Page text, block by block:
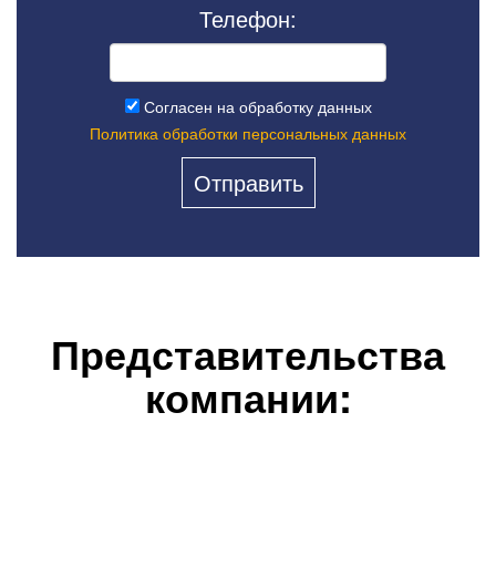
Телефон:
Согласен на обработку данных
Политика обработки персональных данных
Представительства
компании: